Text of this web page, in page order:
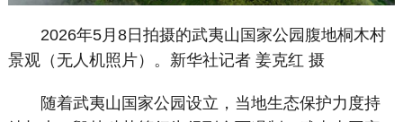
2026年5月8日拍摄的武夷山国家公园腹地桐木村
景观（无人机照片）。新华社记者 姜克红 摄
随着武夷山国家公园设立，当地生态保护力度持